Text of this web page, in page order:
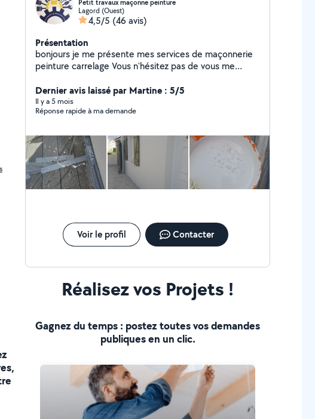
Petit travaux maçonne peinture
Lagord (Ouest)
4,5/5 (46 avis)
Présentation
bonjours je me présente mes services de maçonnerie
peinture carrelage Vous n'hésitez pas de vous me
Dernier avis laissé par Martine : 5/5
Il y a 5 mois
Réponse rapide à ma demande
Voir le profil Contacter
Réalisez vos Projets !
Gagnez du temps : postez toutes vos demandes
publiques en un clic.